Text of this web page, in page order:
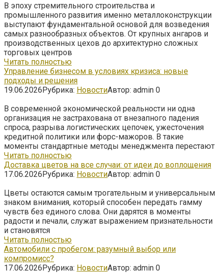
В эпоху стремительного строительства и
промышленного развития именно металлоконструкции
выступают фундаментальной основой для возведения
самых разнообразных объектов. От крупных ангаров и
производственных цехов до архитектурно сложных
торговых центров
Читать полностью
Управление бизнесом в условиях кризиса: новые
подходы и решения
19.06.2026Рубрика: НовостиАвтор: admin 0
В современной экономической реальности ни одна
организация не застрахована от внезапного падения
спроса, разрыва логистических цепочек, ужесточения
кредитной политики или форс-мажоров. В такие
моменты стандартные методы менеджмента перестают
Читать полностью
Доставка цветов на все случаи: от идеи до воплощения
17.06.2026Рубрика: НовостиАвтор: admin 0
Цветы остаются самым трогательным и универсальным
знаком внимания, который способен передать гамму
чувств без единого слова. Они дарятся в моменты
радости и печали, служат выражением признательности
и становятся
Читать полностью
Автомобили с пробегом: разумный выбор или
компромисс?
17.06.2026Рубрика: НовостиАвтор: admin 0